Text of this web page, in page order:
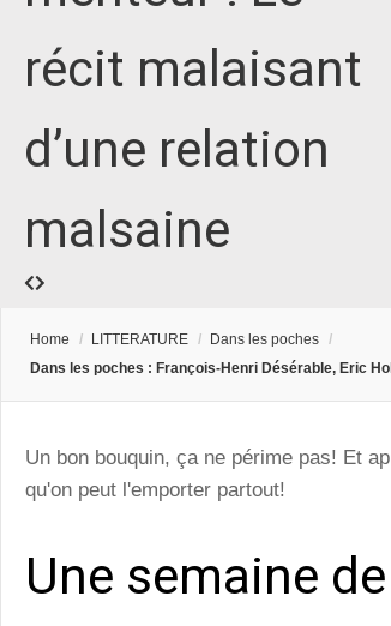
récit malaisant
d’une relation
malsaine
Home / LITTERATURE / Dans les poches /
Dans les poches : François-Henri Désérable, Eric
Un bon bouquin, ça ne périme pas! Et
qu'on peut l'emporter partout!
Une semaine